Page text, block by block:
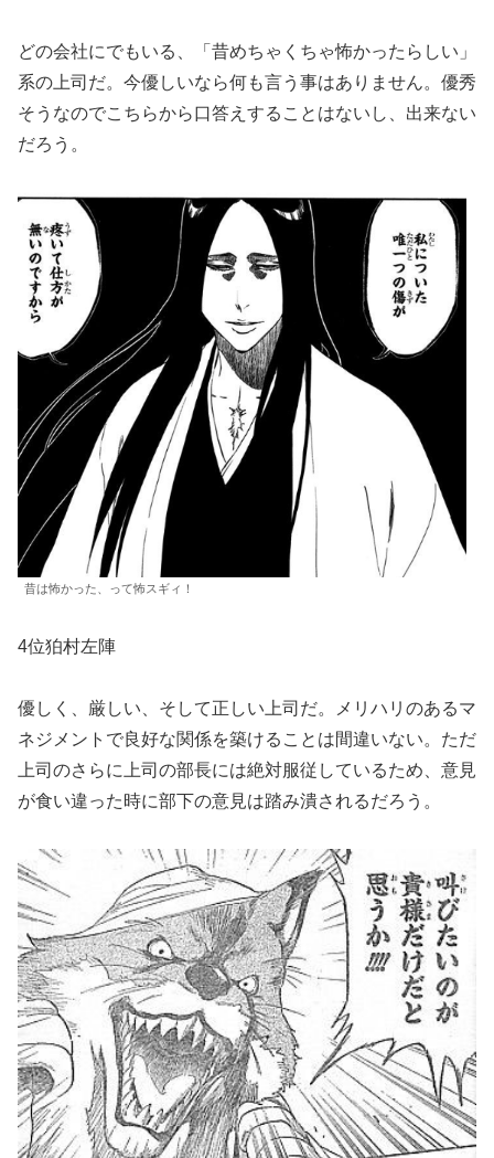
どの会社にでもいる、「昔めちゃくちゃ怖かったらしい」
系の上司だ。今優しいなら何も言う事はありません。優秀
そうなのでこちらから口答えすることはないし、出来ない
だろう。
昔は怖かった、って怖スギィ！
4位狛村左陣
優しく、厳しい、そして正しい上司だ。メリハリのあるマ
ネジメントで良好な関係を築けることは間違いない。ただ
上司のさらに上司の部長には絶対服従しているため、意見
が食い違った時に部下の意見は踏み潰されるだろう。